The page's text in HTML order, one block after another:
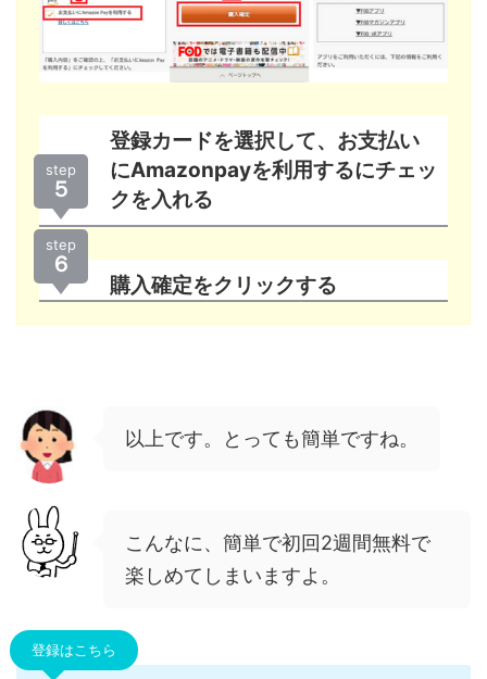
step
５
登録カードを選択して、お支払い
にAmazonpayを利用するにチェッ
クを入れる
step
６
購入確定をクリックする
以上です。とっても簡単ですね。
こんなに、簡単で初回2週間無料で
楽しめてしまいますよ。
登録はこちら